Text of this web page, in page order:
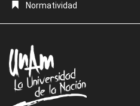
Normatividad